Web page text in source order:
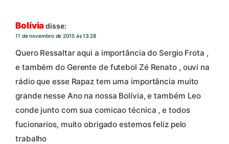
Bolíviadisse:
11 de novembro de 2015 às 13:28
Quero Ressaltar aqui a importância do Sergio Frota ,
e também do Gerente de futebol Zé Renato , ouvi na
rádio que esse Rapaz tem uma importância muito
grande nesse Ano na nossa Bolívia, e também Leo
conde junto com sua comicao técnica , e todos
fucionarios, muito obrigado estemos feliz pelo
trabalho